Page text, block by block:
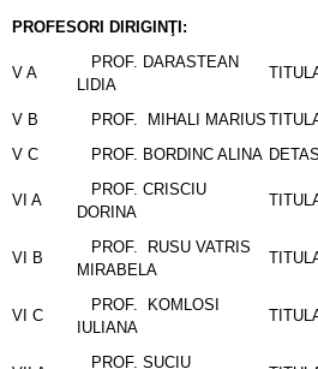
PROFESORI DIRIGINŢI:
V A
PROF. DARASTEAN
LIDIA
V B PROF. MIHALI MARIUS
V C
PROF. BORDINC ALINA
VI A
PROF. CRISCIU
DORINA
VI B
PROF. RUSU VATRIS
MIRABELA
VI C
PROF. KOMLOSI
IULIANA
PROF. SUCIU